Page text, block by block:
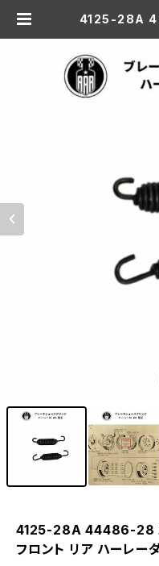
4125-28A
4125-28A 44486-28
フロント リア ハーレー